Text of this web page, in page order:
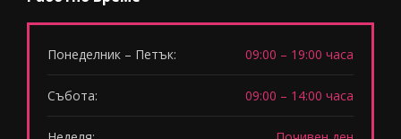
Понеделник – Петък: 09:00 – 19:00 часа
Събота: 09:00 – 14:00 часа